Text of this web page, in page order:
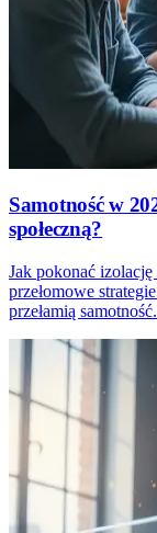
Samotność w
społeczną?
Jak pokonać
przełomowe
przełamią